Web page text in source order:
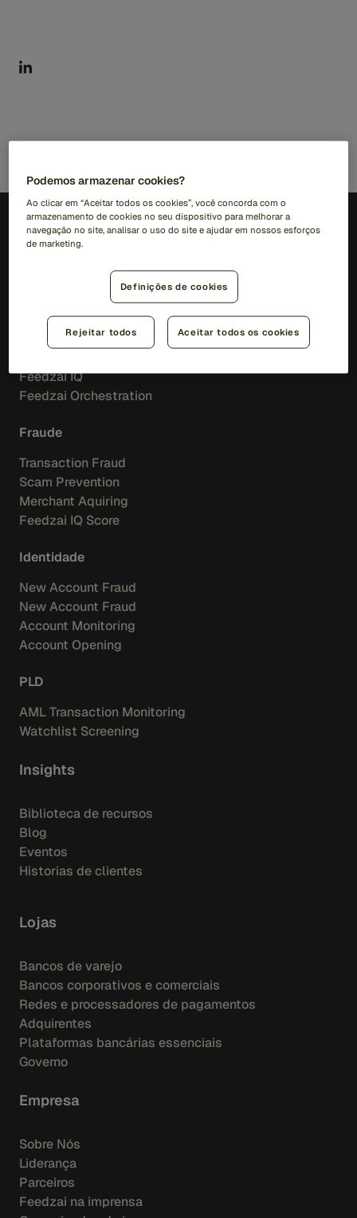
PT (BR)
RiskOps Platform
Feedzai IQ
Feedzai Orchestration
Fraude
Transaction Fraud
Scam Prevention
Merchant Aquiring
Feedzai IQ Score
Identidade
New Account Fraud
New Account Fraud
Account Monitoring
Account Opening
PLD
AML Transaction Monitoring
Watchlist Screening
Insights
Biblioteca de recursos
Blog
Eventos
Historias de clientes
Lojas
Bancos de varejo
Bancos corporativos e comerciais
Redes e processadores de pagamentos
Adquirentes
Plataformas bancárias essenciais
Governo
Empresa
Sobre Nós
Liderança
Parceiros
Feedzai na imprensa
Podemos armazenar cookies?
Ao clicar em “Aceitar todos os cookies”, você concorda com o
armazenamento de cookies no seu dispositivo para melhorar a
navegação no site, analisar o uso do site e ajudar em nossos esforços
de marketing.
Definições de cookies
Rejeitar todos Aceitar todos os cookies